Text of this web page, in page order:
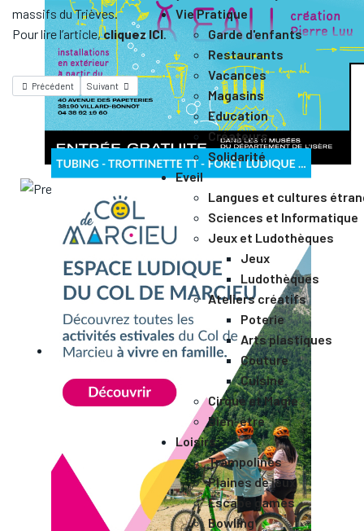
Vie Pratique
Garde d'enfants
Restaurants
Vacances
Magasins
Education
Créateurs
Solidarité
Eveil
Langues et cultures
Sciences et Informatique
Jeux et Ludothèques
Jeux
Ludothèques
Ateliers créatifs
Poterie
Arts plastiques
Couture
Cuisine
Cirque et Magie
Bien-être
Loisirs
Trampolines
Plaines de jeux
Escape games
Bowling
massifs du Trièves.
Pour lire l’article,cliquez ICI.
Précédent Suivant